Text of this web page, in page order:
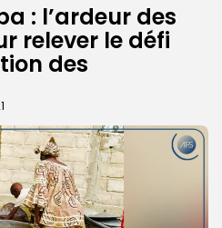
: l’ardeur des
relever le défi
des